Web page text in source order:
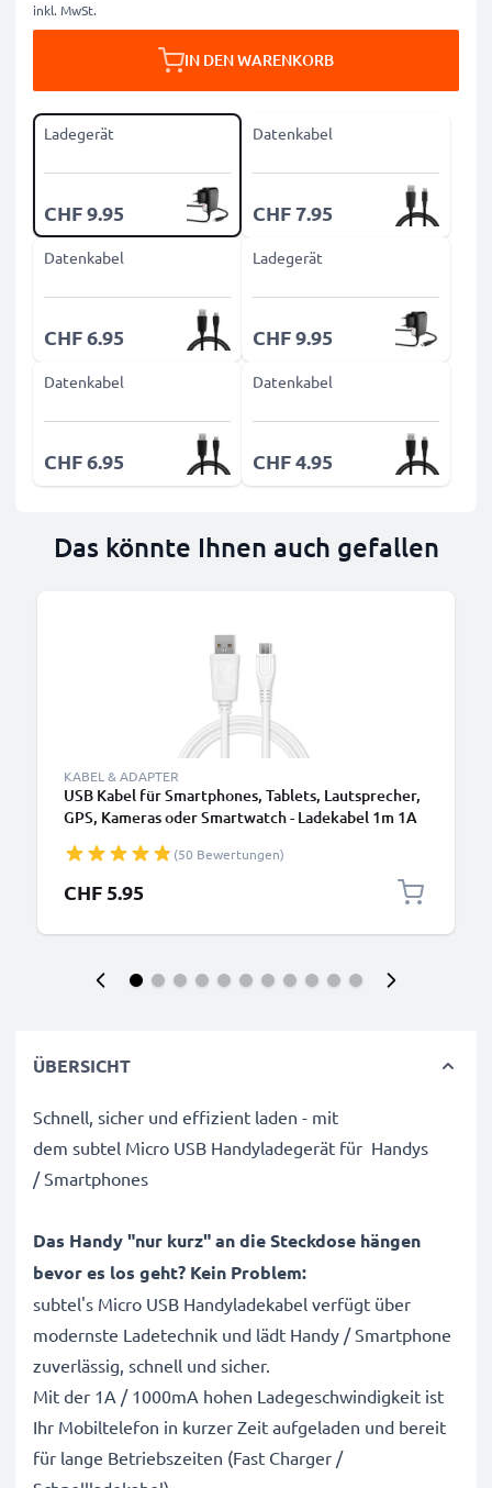
inkl. MwSt.
IN DEN WARENKORB
Ladegerät
CHF 9.95
Datenkabel
CHF 7.95
Datenkabel
CHF 6.95
Ladegerät
CHF 9.95
Datenkabel
CHF 6.95
Datenkabel
CHF 4.95
Das könnte Ihnen auch gefallen
KABEL & ADAPTER
USB Kabel für Smartphones, Tablets, Lautsprecher,
GPS, Kameras oder Smartwatch - Ladekabel 1m 1A
(50 Bewertungen)
CHF 5.95
ÜBERSICHT
Schnell, sicher und effizient laden - mit
dem subtel Micro USB Handyladegerät für Handys
/ Smartphones
Das Handy "nur kurz" an die Steckdose hängen
bevor es los geht? Kein Problem:
subtel's Micro USB Handyladekabel verfügt über
modernste Ladetechnik und lädt Handy / Smartphone
zuverlässig, schnell und sicher.
Mit der 1A / 1000mA hohen Ladegeschwindigkeit ist
Ihr Mobiltelefon in kurzer Zeit aufgeladen und bereit
für lange Betriebszeiten (Fast Charger /